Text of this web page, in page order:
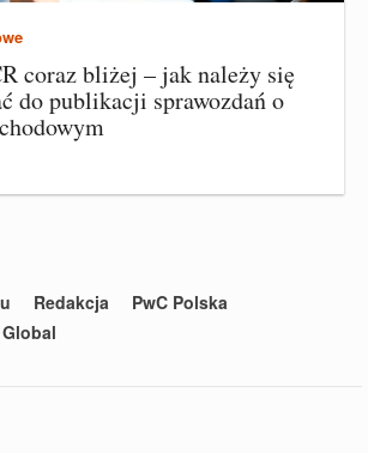
coraz bliżej – jak należy się
do publikacji sprawozdań o
Redakcja
PwC Polska